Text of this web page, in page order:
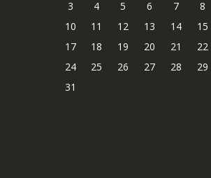
3
4 5 6 7 8
10
11 12 13 14 15
17
18 19 20 21 22
24
25 26 27 28 29
31